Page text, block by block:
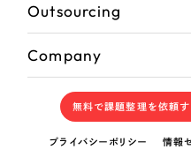
Outsourcing
Company
無料で課題整理を依頼す
プライバシーポリシー 情報